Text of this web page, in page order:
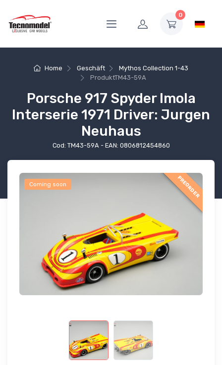
0
Home Geschäft
Mythos Collection 1-43
ProduktTM43-59A
Porsche 917 Spyder Imola
Interserie 1971 Driver: Jurgen
Neuhaus
Cod: TM43-59A - EAN: 0806812454860
Coming soon PREORDER